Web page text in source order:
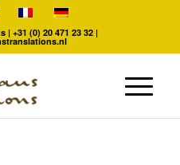
|+31 (0) 20 471 23 32 |